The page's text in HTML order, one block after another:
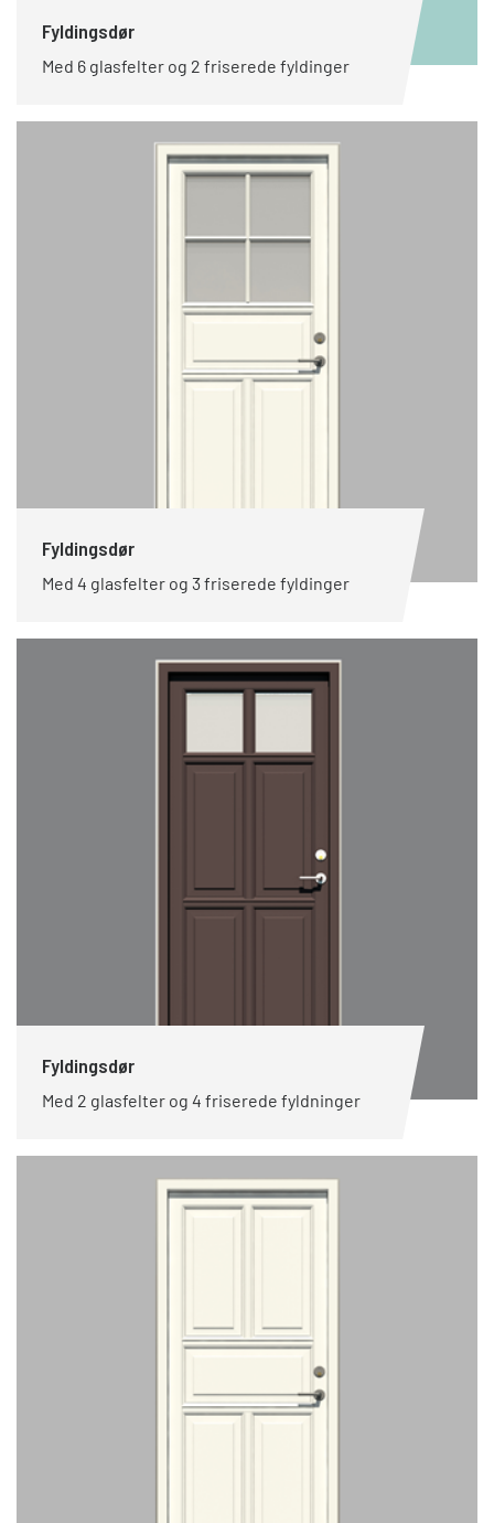
Fyldingsdør
Med 6 glasfelter og 2 friserede fyldinger
Fyldingsdør
Med 4 glasfelter og 3 friserede fyldinger
Fyldingsdør
Med 2 glasfelter og 4 friserede fyldninger